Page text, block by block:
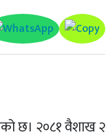
छ। २०८१ वैशाख २